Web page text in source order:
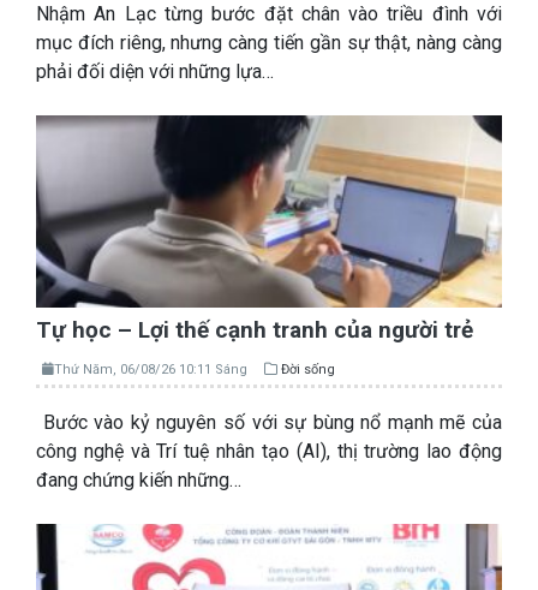
Nhậm An Lạc từng bước đặt chân vào triều đình với
mục đích riêng, nhưng càng tiến gần sự thật, nàng càng
phải đối diện với những lựa…
Tự học – Lợi thế cạnh tranh của người trẻ
Thứ Năm, 06/08/26 10:11 Sáng Đời sống
Bước vào kỷ nguyên số với sự bùng nổ mạnh mẽ của
công nghệ và Trí tuệ nhân tạo (AI), thị trường lao động
đang chứng kiến những…